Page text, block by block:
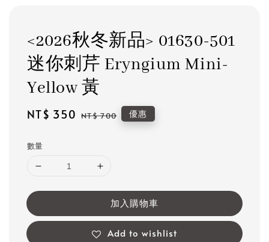
<2026秋冬新品> 01630-501
迷你刺芹 Eryngium Mini-
Yellow 黃
Sale
NT$ 350 Regular
NT$ 700 優惠
數量
加入購物車
Add to wishlist